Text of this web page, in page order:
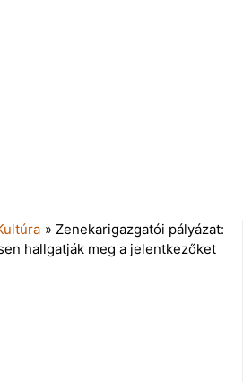
» Zenekarigazgatói pályázat:
hallgatják meg a jelentkezőket